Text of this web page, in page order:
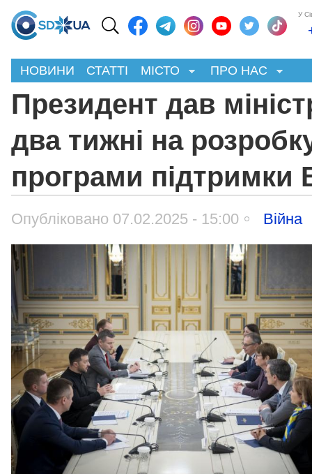
У
НОВИНИ СТАТТІ МІСТО ПРО НАС
Президент дав
два тижні на
програми підтримки
Опубліковано 07.02.2025 - 15:00 Війна